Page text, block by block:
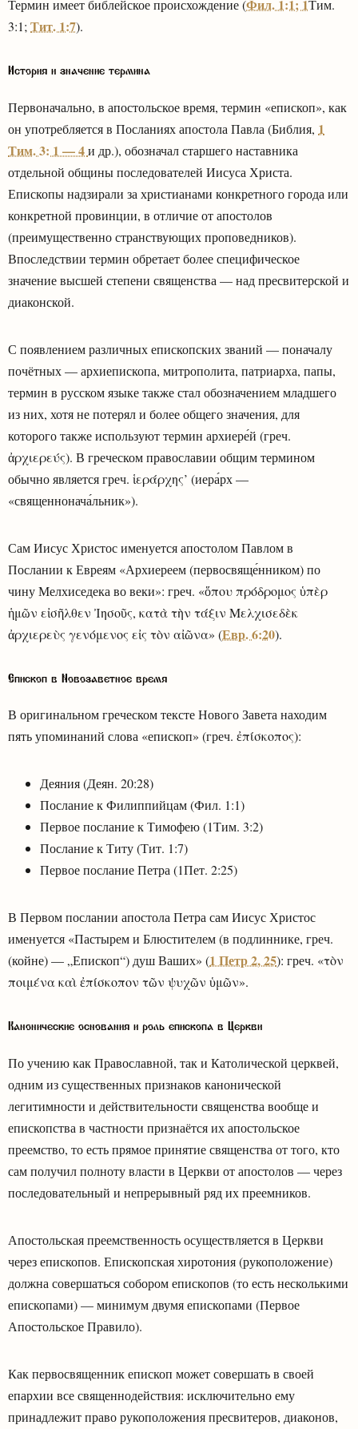
Термин имеет библейское происхождение (Фил. 1:1; 1Тим.
3:1; Тит. 1:7).
История и значение термина
Первоначально, в апостольское время, термин «епископ», как
он употребляется в Посланиях апостола Павла (Библия, 1
Тим. 3: 1 — 4и др.), обозначал старшего наставника
отдельной общины последователей Иисуса Христа.
Епископы надзирали за христианами конкретного города или
конкретной провинции, в отличие от апостолов
(преимущественно странствующих проповедников).
Впоследствии термин обретает более специфическое
значение высшей степени священства — над пресвитерской и
диаконской.
С появлением различных епископских званий — поначалу
почётных — архиепископа, митрополита, патриарха, папы,
термин в русском языке также стал обозначением младшего
из них, хотя не потерял и более общего значения, для
которого также используют термин архиере́й (греч.
ἀρχιερεύς). В греческом православии общим термином
обычно является греч. ἱεράρχης’ (иера́рх —
«священнонача́льник»).
Сам Иисус Христос именуется апостолом Павлом в
Послании к Евреям «Архиереем (первосвяще́нником) по
чину Мелхиседека во веки»: греч. «ὅπου πρόδρομος ὑπὲρ
ἡμῶν εἰσῆλθεν Ἰησοῦς, κατὰ τὴν τάξιν Μελχισεδὲκ
ἀρχιερεὺς γενόμενος εἰς τὸν αἰῶνα» (Евр. 6:20).
Епископ в Новозаветное время
В оригинальном греческом тексте Нового Завета находим
пять упоминаний слова «епископ» (греч. ἐπίσκοπος):
Деяния (Деян. 20:28)
Послание к Филиппийцам (Фил. 1:1)
Первое послание к Тимофею (1Тим. 3:2)
Послание к Титу (Тит. 1:7)
Первое послание Петра (1Пет. 2:25)
В Первом послании апостола Петра сам Иисус Христос
именуется «Пастырем и Блюстителем (в подлиннике, греч.
(койне) — „Епископ“) душ Ваших» (1 Петр 2, 25): греч. «τὸν
ποιμένα καὶ ἐπίσκοπον τῶν ψυχῶν ὑμῶν».
Канонические основания и роль епископа в Церкви
По учению как Православной, так и Католической церквей,
одним из существенных признаков канонической
легитимности и действительности священства вообще и
епископства в частности признаётся их апостольское
преемство, то есть прямое принятие священства от того, кто
сам получил полноту власти в Церкви от апостолов — через
последовательный и непрерывный ряд их преемников.
Апостольская преемственность осуществляется в Церкви
через епископов. Епископская хиротония (рукоположение)
должна совершаться собором епископов (то есть несколькими
епископами) — минимум двумя епископами (Первое
Апостольское Правило).
Как первосвященник епископ может совершать в своей
епархии все священнодействия: исключительно ему
принадлежит право рукоположения пресвитеров, диаконов,